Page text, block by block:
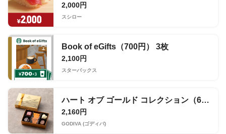
2,000円
スシロー
Book of eGifts（700円） 3枚
2,100円
スターバックス
ハート オブ ゴールド コレクション（6粒入）チケット
2,160円
GODIVA (ゴディバ)